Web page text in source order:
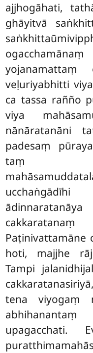
ajjhogāhati,
ghāyitvā
yojanamattaṃ
veḷuriyabhitti
ca tassa rañño
viya
nānāratanāni
padesaṃ
taṃ
Paṭinivattamāne
hoti, majjhe
Tampi
tena viyogaṃ
upagacchati.